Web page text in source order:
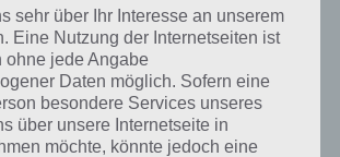
sehr über Ihr Interesse an unserem
Eine Nutzung der Internetseiten ist
ohne jede Angabe
Daten möglich. Sofern eine
besondere Services unseres
über unsere Internetseite in
möchte, könnte jedoch eine